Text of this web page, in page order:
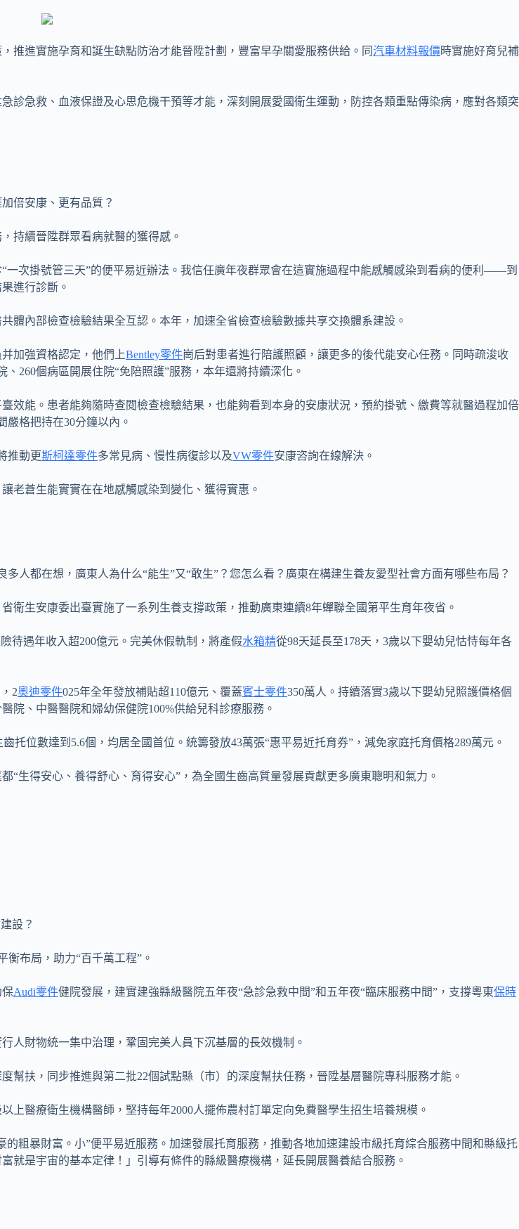
推進實施孕育和誕生缺點防治才能晉陞計劃，豐富早孕關愛服務供給。同 汽車材料報價時實施好育兒補
診急救、血液保證及心思危機干預等才能，深刻開展愛國衛生運動，防控各類重點傳染病，應對各類突
倍安康、更有品質？
持續晉陞群眾看病就醫的獲得感。
一次掛號管三天”的便平易近辦法。我信任廣年夜群眾會在這實施過程中能感觸感染到看病的便利——到
進行診斷。
體內部檢查檢驗結果全互認。本年，加速全省檢查檢驗數據共享交換體系建設。
加強資格認定，他們上Bentley零件崗后對患者進行陪護照顧，讓更多的後代能安心任務。同時疏浚收
260個病區開展住院“免陪照護”服務，本年還將持續深化。
效能。患者能夠隨時查閱檢查檢驗結果，也能夠看到本身的安康狀況，預約掛號、繳費等就醫過程加倍
格把持在30分鐘以內。
推動更斯柯達零件多常見病、慢性病復診以及VW零件安康咨詢在線解決。
老蒼生能實實在在地感觸感染到變化、獲得實惠。
人都在想，廣東人為什么“能生”又“敢生”？您怎么看？廣東在構建生養友愛型社會方面有哪些布局？
省衛生安康委出臺實施了一系列生養支撐政策，推動廣東連續8年蟬聯全國第平生育年夜省。
待遇年收入超200億元。完美休假軌制，將產假水箱精從98天延長至178天，3歲以下嬰幼兒怙恃每年各
2奧迪零件025年全年發放補貼超110億元、覆蓋賓士零件350萬人。持續落實3歲以下嬰幼兒照護價格個
院、中醫醫院和婦幼保健院100%供給兒科診療服務。
位數達到5.6個，均居全國首位。統籌發放43萬張“惠平易近托育券”，減免家庭托育價格289萬元。
生得安心、養得舒心、育得安心”，為全國生齒高質量發展貢獻更多廣東聰明和氣力。
設？
衡布局，助力“百千萬工程”。
保Audi零件健院發展，建實建強縣級醫院五年夜“急診急救中間”和五年夜“臨床服務中間”，支撐粵東保時
人財物統一集中治理，鞏固完美人員下沉基層的長效機制。
扶，同步推進與第二批22個試點縣（市）的深度幫扶任務，晉陞基層醫院專科服務才能。
上醫療衛生機構醫師，堅持每年2000人擺佈農村訂單定向免費醫學生招生培養規模。
粗暴財富。小”便平易近服務。加速發展托育服務，推動各地加速建設市級托育綜合服務中間和縣級托
就是宇宙的基本定律！」引導有條件的縣級醫療機構，延長開展醫養結合服務。